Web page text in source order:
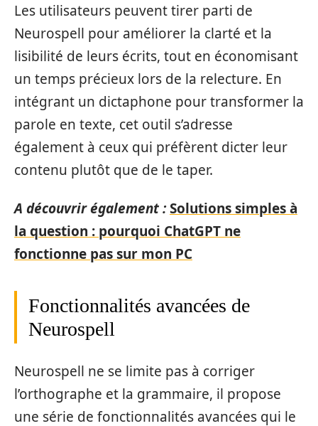
Les utilisateurs peuvent tirer parti de
Neurospell pour améliorer la clarté et la
lisibilité de leurs écrits, tout en économisant
un temps précieux lors de la relecture. En
intégrant un dictaphone pour transformer la
parole en texte, cet outil s’adresse
également à ceux qui préfèrent dicter leur
contenu plutôt que de le taper.
A découvrir également :Solutions simples à
la question : pourquoi ChatGPT ne
fonctionne pas sur mon PC
Fonctionnalités avancées de
Neurospell
Neurospell ne se limite pas à corriger
l’orthographe et la grammaire, il propose
une série de fonctionnalités avancées qui le